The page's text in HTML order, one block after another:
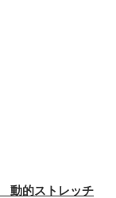
動的ストレッチ